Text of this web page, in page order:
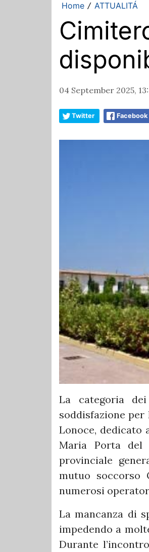
Home / ATTUALITÁ
04 September 2025,
Twitter Facebook
La categoria
soddisfazione per
Lonoce, dedicato
Maria Porta del
provinciale
mutuo soccorso
numerosi
La mancanza di
impedendo a
Durante